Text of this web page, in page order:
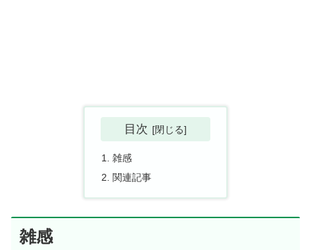
目次
雑感
関連記事
雑感